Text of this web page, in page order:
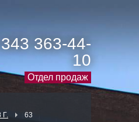
363-44-
10
Отдел продаж
Г. 63